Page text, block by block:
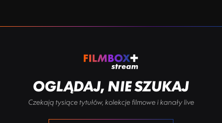
OGLĄDAJ, NIE SZUKAJ
Czekają tysiące tytułów, kolekcje filmowe i kanały live